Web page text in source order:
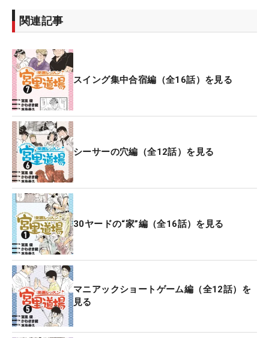
関連記事
スイング集中合宿編（全16話）を見る
シーサーの穴編（全12話）を見る
30ヤードの“家”編（全16話）を見る
マニアックショートゲーム編（全12話）を
見る